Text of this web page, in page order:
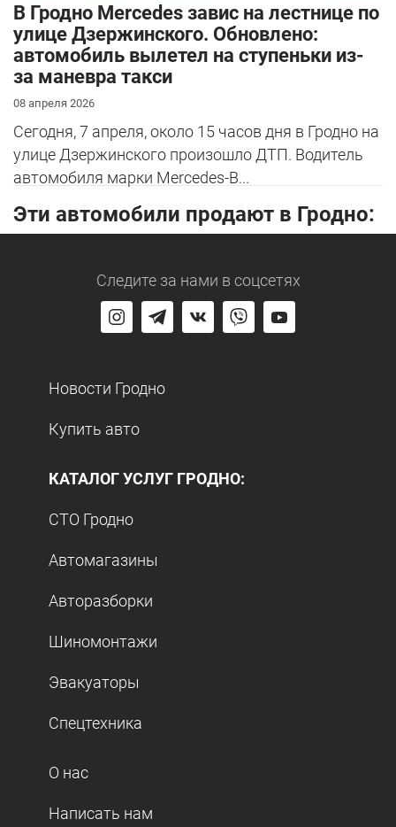
В Гродно Mercedes завис на лестнице по
улице Дзержинского. Обновлено:
автомобиль вылетел на ступеньки из-
за маневра такси
08 апреля 2026
Сегодня, 7 апреля, около 15 часов дня в Гродно на
улице Дзержинского произошло ДТП. Водитель
автомобиля марки Mercedes-B...
Эти автомобили продают в Гродно:
Следите за нами в соцсетях
Новости Гродно
Купить авто
КАТАЛОГ УСЛУГ ГРОДНО:
СТО Гродно
Автомагазины
Авторазборки
Шиномонтажи
Эвакуаторы
Спецтехника
О нас
Написать нам